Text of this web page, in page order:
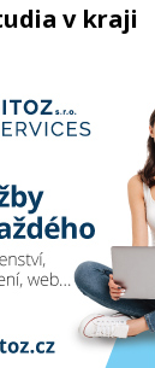
v kraji